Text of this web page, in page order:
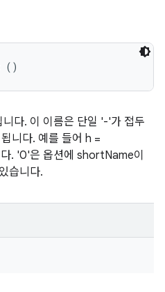
()
다. 이 이름은 단일 '-'가 접두
니다. 예를 들어 h =
. '0'은 옵션에 shortName이
습니다.